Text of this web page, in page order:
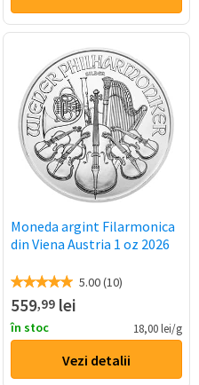
Moneda argint Filarmonica
din Viena Austria 1 oz 2026
5.00 (10)
559,99lei
în stoc 18,00 lei/g
Vezi detalii